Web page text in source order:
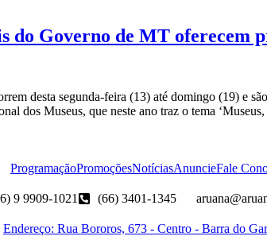
do Governo de MT oferecem
desta segunda-feira (13) até domingo (19) e
dos Museus, que neste ano traz o tema
ProgramaçãoPromoçõesNotíciasAnuncieFale
9 9909-1021 (66) 3401-1345
Endereço: Rua Bororos, 673 - Centro - Barra do